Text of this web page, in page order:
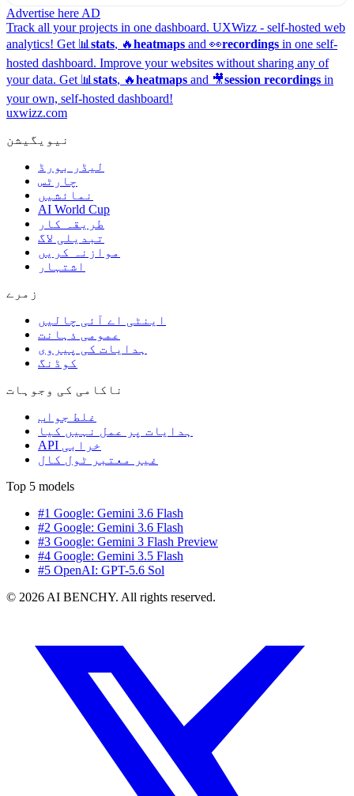
Advertise here AD
Track all your projects in one dashboard. UXWizz - self-hosted web
analytics! Get 📊 stats, 🔥heatmaps and 👀recordings in one self-
hosted dashboard. Improve your websites without sharing any of
your data. Get 📊 stats, 🔥heatmaps and 🎥session recordings in
your own, self-hosted dashboard!
uxwizz.com
نیویگیشن
لیڈر بورڈ
چارٹس
نمائشیں
AI World Cup
طریقہ کار
تبدیلی لاگ
موازنہ کریں
اشتہار
زمرے
اینٹی اے آئی چالیں
عمومی ذہانت
ہدایات کی پیروی
کوڈنگ
ناکامی کی وجوہات
غلط جواب
ہدایات پر عمل نہیں کیا
API خرابی
غیر معتبر ٹول کال
Top 5 models
#1 Google: Gemini 3.6 Flash
#2 Google: Gemini 3.6 Flash
#3 Google: Gemini 3 Flash Preview
#4 Google: Gemini 3.5 Flash
#5 OpenAI: GPT-5.6 Sol
© 2026 AI BENCHY. All rights reserved.